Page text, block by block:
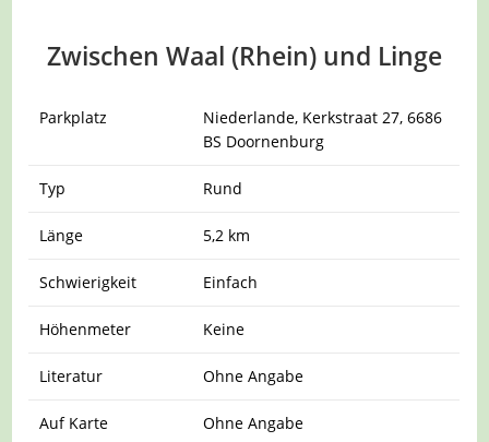
Zwischen Waal (Rhein) und Linge
Parkplatz
Niederlande, Kerkstraat 27, 6686
BS Doornenburg
Typ Rund
Länge 5,2 km
Schwierigkeit Einfach
Höhenmeter Keine
Literatur Ohne Angabe
Auf Karte Ohne Angabe